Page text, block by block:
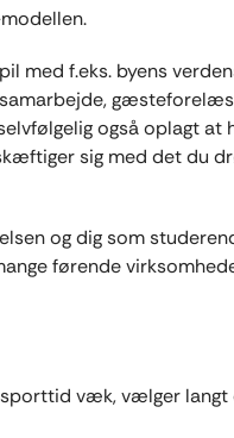
med f.eks. byens
også oplagt at
sig med det du
og dig som
førende
væk, vælger langt